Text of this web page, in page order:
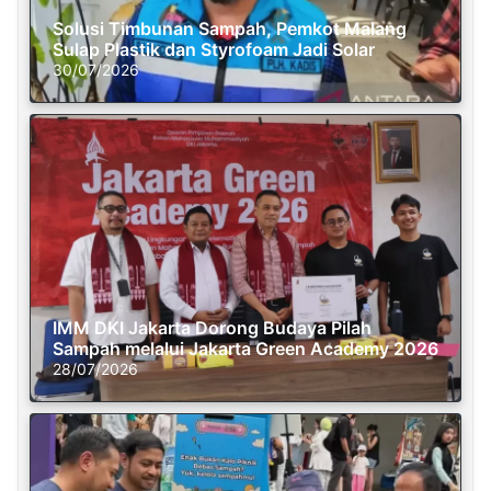
Solusi Timbunan Sampah, Pemkot Malang
Sulap Plastik dan Styrofoam Jadi Solar
30/07/2026
IMM DKI Jakarta Dorong Budaya Pilah
Sampah melalui Jakarta Green Academy 2026
28/07/2026